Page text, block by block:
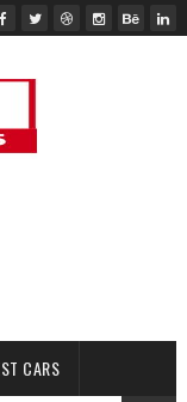
CARS